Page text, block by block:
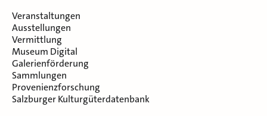
Veranstaltungen
Ausstellungen
Vermittlung
Museum Digital
Galerienförderung
Sammlungen
Provenienzforschung
Salzburger Kulturgüterdatenbank